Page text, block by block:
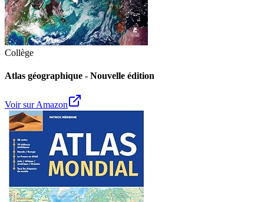
Collège
Atlas géographique - Nouvelle édition
Voir sur Amazon